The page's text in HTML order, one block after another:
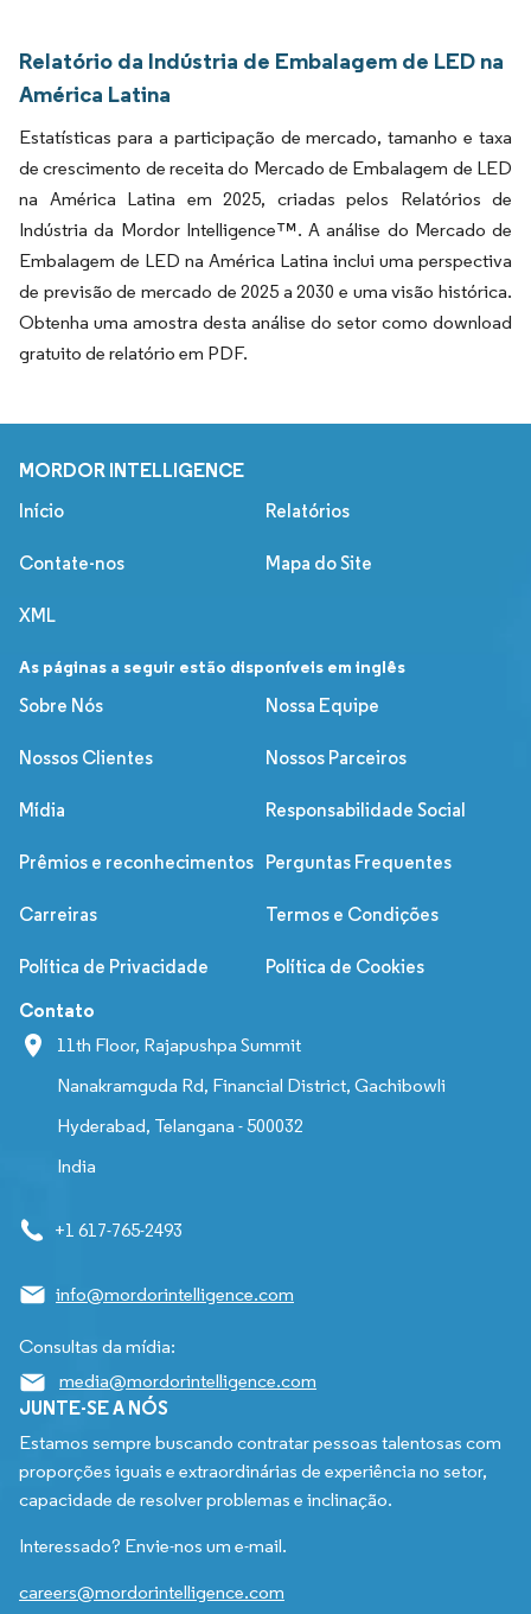
Relatório da Indústria de Embalagem de LED na
América Latina
Estatísticas para a participação de mercado, tamanho e taxa
de crescimento de receita do Mercado de Embalagem de LED
na América Latina em 2025, criadas pelos Relatórios de
Indústria da Mordor Intelligence™. A análise do Mercado de
Embalagem de LED na América Latina inclui uma perspectiva
de previsão de mercado de 2025 a 2030 e uma visão histórica.
Obtenha uma amostra desta análise do setor como download
gratuito de relatório em PDF.
MORDOR INTELLIGENCE
Início Relatórios
Contate-nos Mapa do Site
XML
As páginas a seguir estão disponíveis em inglês
Sobre Nós
Nossa Equipe
Nossos Clientes Nossos Parceiros
Mídia Responsabilidade Social
Prêmios e reconhecimentos Perguntas Frequentes
Carreiras Termos e Condições
Política de Privacidade Política de Cookies
Contato
11th Floor, Rajapushpa Summit
Nanakramguda Rd, Financial District, Gachibowli
Hyderabad, Telangana - 500032
India
+1 617-765-2493
info@mordorintelligence.com
Consultas da mídia:
media@mordorintelligence.com
JUNTE-SE A NÓS
Estamos sempre buscando contratar pessoas talentosas com
proporções iguais e extraordinárias de experiência no setor,
capacidade de resolver problemas e inclinação.
Interessado? Envie-nos um e-mail.
careers@mordorintelligence.com